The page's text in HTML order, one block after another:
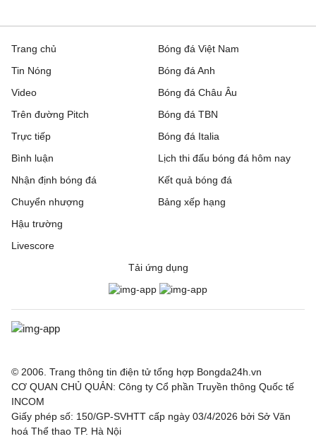
1 - 0 Gyori ETO
Rakow Czestochowa 0 - 0 Hammarby IF
Beitar Jerusalem 1 - 2 Austria Wien
FC Twente 6 - 0
DAC 1904 Dunajska
Hapoel Tel Aviv
3 - 1
Borac Banja Luka 1 - 0 Maxline Vitebsk
Valur 0 - 2 FC Nordsjaella
Bohemian FC
Trang chủ
Tin Nóng
Video
Trên đường Pitch
Trực tiếp
Bóng đá Việt Nam
Bóng đá Anh
Bóng đá Châu Âu
Bóng đá TBN
Bóng đá Italia
Bình luận
Nhận định bóng đá
Chuyển nhượng
Hậu trường
Livescore
Lịch thi đấu bóng đá hôm nay
Kết quả bóng đá
Bảng xếp hạng
Tải ứng dụng
© 2006. Trang thông tin điện tử tổng hợp Bongda24h.vn
CƠ QUAN CHỦ QUẢN: Công ty Cổ phần Truyền thông Quốc tế
INCOM
Giấy phép số: 150/GP-SVHTT cấp ngày 03/4/2026 bởi Sở Văn
hoá Thể thao TP. Hà Nội